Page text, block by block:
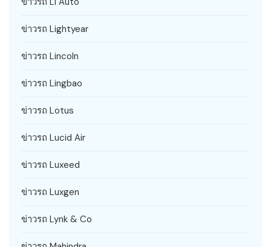
ข่าวรถ Lightyear
ข่าวรถ Lincoln
ข่าวรถ Lingbao
ข่าวรถ Lotus
ข่าวรถ Lucid Air
ข่าวรถ Luxeed
ข่าวรถ Luxgen
ข่าวรถ Lynk & Co